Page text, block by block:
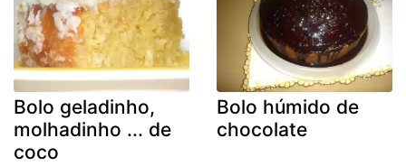
Bolo geladinho,
molhadinho ... de
coco
Bolo húmido de
chocolate